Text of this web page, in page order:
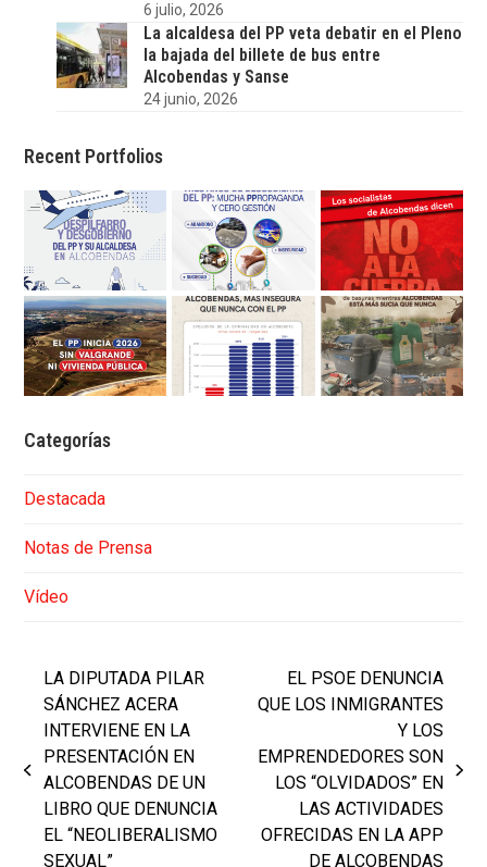
6 julio, 2026
La alcaldesa del PP veta debatir en el Pleno
la bajada del billete de bus entre
Alcobendas y Sanse
24 junio, 2026
Recent Portfolios
Categorías
Destacada
Notas de Prensa
Vídeo
previous
post:
LA DIPUTADA PILAR
SÁNCHEZ ACERA
INTERVIENE EN LA
PRESENTACIÓN EN
ALCOBENDAS DE UN
LIBRO QUE DENUNCIA
EL “NEOLIBERALISMO
SEXUAL”
next
EL PSOE DENUNCIA
QUE LOS INMIGRANTES
Y LOS
EMPRENDEDORES SON
LOS “OLVIDADOS” EN
LAS ACTIVIDADES
OFRECIDAS EN LA APP
DE ALCOBENDAS